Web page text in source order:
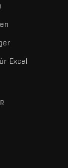
Excel